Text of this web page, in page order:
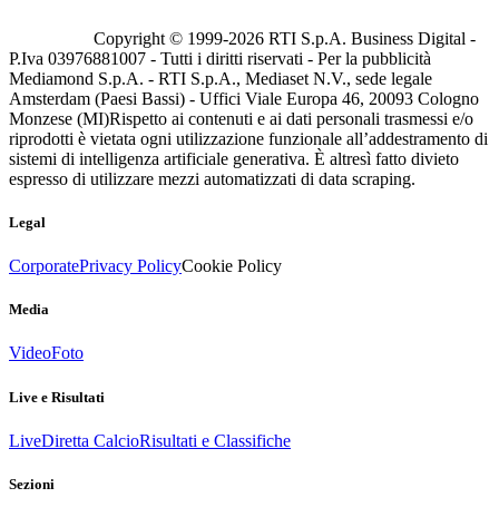
Copyright © 1999-2026 RTI S.p.A. Business Digital -
P.Iva 03976881007 - Tutti i diritti riservati - Per la pubblicità
Mediamond S.p.A. - RTI S.p.A., Mediaset N.V., sede legale
Amsterdam (Paesi Bassi) - Uffici Viale Europa 46, 20093 Cologno
Monzese (MI)Rispetto ai contenuti e ai dati personali trasmessi e/o
riprodotti è vietata ogni utilizzazione funzionale all’addestramento di
sistemi di intelligenza artificiale generativa. È altresì fatto divieto
espresso di utilizzare mezzi automatizzati di data scraping.
Legal
CorporatePrivacy PolicyCookie Policy
Media
VideoFoto
Live e Risultati
LiveDiretta CalcioRisultati e Classifiche
Sezioni